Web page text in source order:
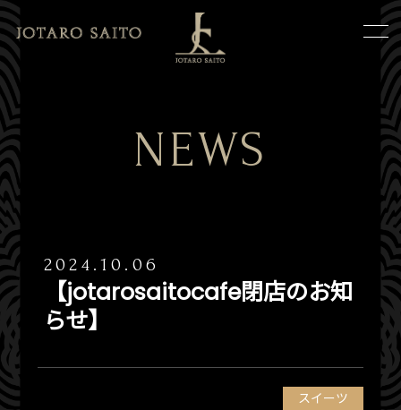
NEWS
2024.10.06
【jotarosaitocafe閉店のお知
らせ】
スイーツ